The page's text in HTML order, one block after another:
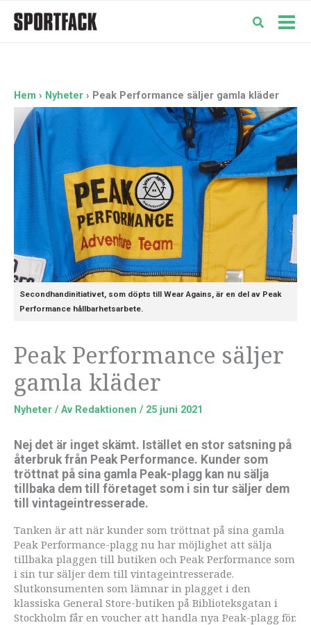
Hem Nyheter Peak Performance säljer gamla kläder
Secondhandinitiativet, som döpts till Wear Agains, är en del av Peak
Performance hållbarhetsarbete.
Peak Performance säljer
gamla kläder
Nyheter / Av Redaktionen / 25 juni 2021
Nej det är inget skämt. Istället en stor satsning på
återbruk från Peak Performance. Kunder som
tröttnat på sina gamla Peak-plagg kan nu sälja
tillbaka dem till företaget som i sin tur säljer dem
till vintageintresserade.
Tanken är att när kunder som tröttnat på sina gamla
Peak Performance-plagg nu har möjlighet att sälja
tillbaka plaggen till butiken och Peak Performance som
i sin tur säljer dem till vintageintresserade.
Slutkonsumenten som lämnar in plagget i den
klassiska General Store-butiken på Biblioteksgatan i
Stockholm får en voucher att handla nya Peak-plagg för.